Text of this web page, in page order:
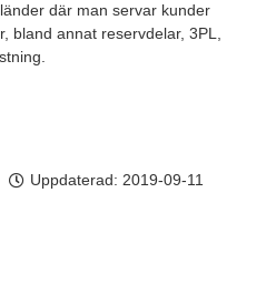
där man servar kunder
bland annat reservdelar, 3PL,
Uppdaterad: 2019-09-11